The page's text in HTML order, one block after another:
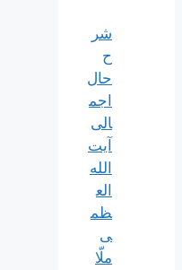
شر
ح
حال
اجم
الی
آیت‌
الله‌
الع
ظم
ی
ملّا